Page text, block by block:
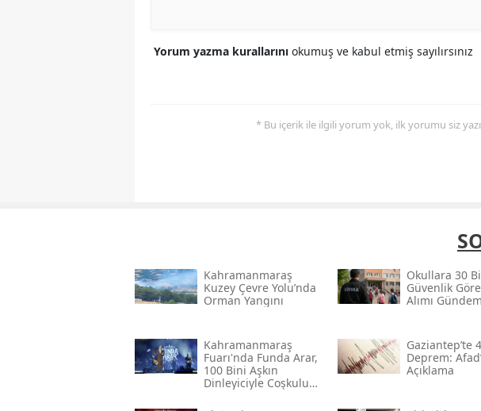
Yorum yazma kurallarını okumuş ve kabul etmiş sayılırsınız
* Bu içerik ile ilgili yorum yok, ilk yorumu siz
Kahramanmaraş
Kuzey Çevre Yolu’nda
Orman Yangını
Okullara 30
Güvenlik
Alımı
Kahramanmaraş
Fuarı'nda Funda Arar,
100 Bini Aşkın
Dinleyiciyle Coşkulu
Gaziantep’te
Deprem:
Açıklama